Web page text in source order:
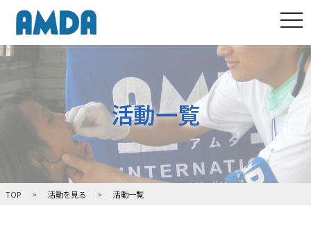
活動一覧
TOP 活動を見る 活動一覧